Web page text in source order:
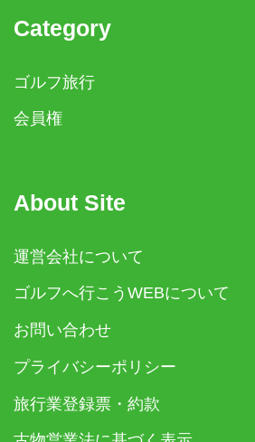
Category
ゴルフ旅行
会員権
About Site
運営会社について
ゴルフへ行こうWEBについて
お問い合わせ
プライバシーポリシー
旅行業登録票・約款